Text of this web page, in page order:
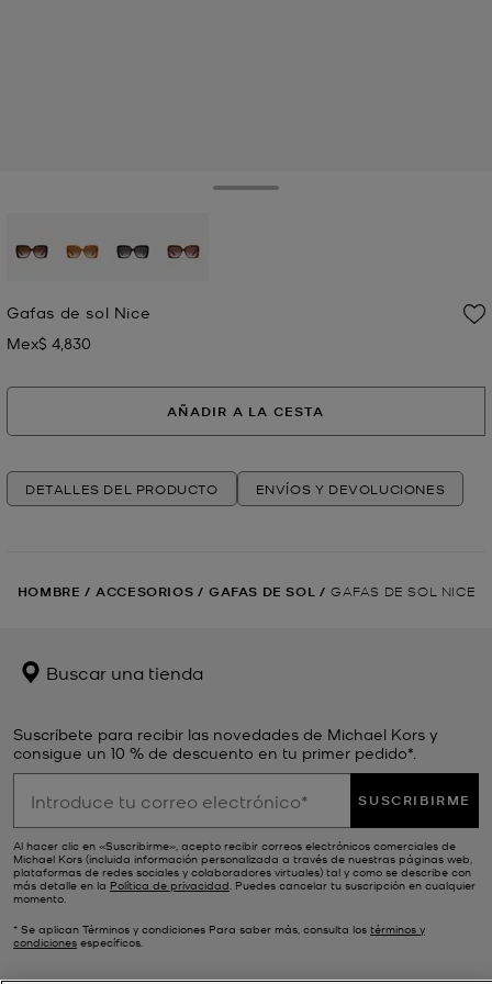
Gafas de sol Nice
Ahora
Mex$ 4,830
AÑADIR A LA CESTA
DETALLES DEL PRODUCTO ENVÍOS Y DEVOLUCIONES
HOMBRE / ACCESORIOS / GAFAS DE SOL / GAFAS DE SOL NICE
Buscar una tienda
Suscríbete para recibir las novedades de Michael Kors y
consigue un 10 % de descuento en tu primer pedido*.
SUSCRIBIRME
Al hacer clic en «Suscribirme», acepto recibir correos electrónicos comerciales de
Michael Kors (incluida información personalizada a través de nuestras páginas web,
plataformas de redes sociales y colaboradores virtuales) tal y como se describe con
más detalle en la Política de privacidad. Puedes cancelar tu suscripción en cualquier
momento.
* Se aplican Términos y condiciones Para saber más, consulta los términos y
condiciones específicos.